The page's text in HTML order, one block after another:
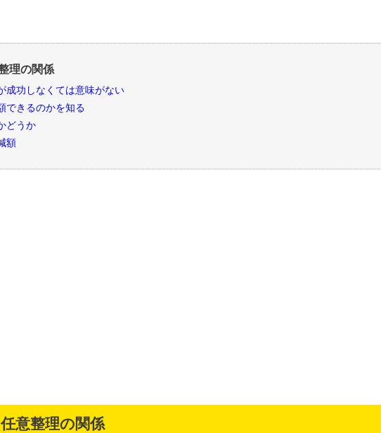
理の関係
成功しなくては意味がない
できるのかを知る
どうか
額
意整理の関係